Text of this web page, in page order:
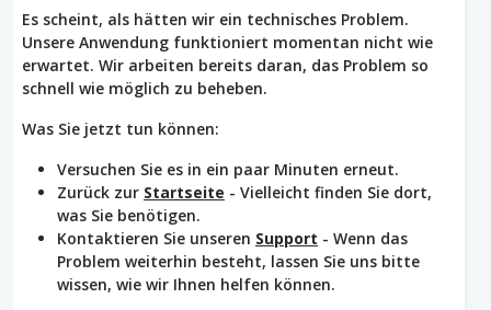
Es scheint, als hätten wir ein technisches Problem.
Unsere Anwendung funktioniert momentan nicht wie
erwartet. Wir arbeiten bereits daran, das Problem so
schnell wie möglich zu beheben.
Was Sie jetzt tun können:
Versuchen Sie es in ein paar Minuten erneut.
Zurück zur Startseite - Vielleicht finden Sie dort,
was Sie benötigen.
Kontaktieren Sie unseren Support - Wenn das
Problem weiterhin besteht, lassen Sie uns bitte
wissen, wie wir Ihnen helfen können.